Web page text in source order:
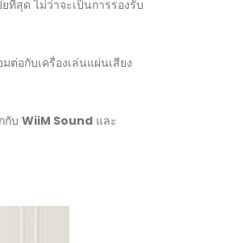
สุด ไม่ว่าจะเป็นการรองรับ
ต่อกับเครื่องเล่นแผ่นเสียง
กับ WiiM Sound และ